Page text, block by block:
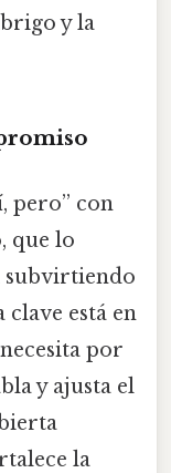
y la
pero” con
que lo
subvirtiendo
clave está en
por
y ajusta el
la